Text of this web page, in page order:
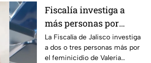
Fiscalía investiga a
más personas por
feminicidio de Valeria
Márquez
La Fiscalía de Jalisco investiga
a dos o tres personas más por
el feminicidio de Valeria